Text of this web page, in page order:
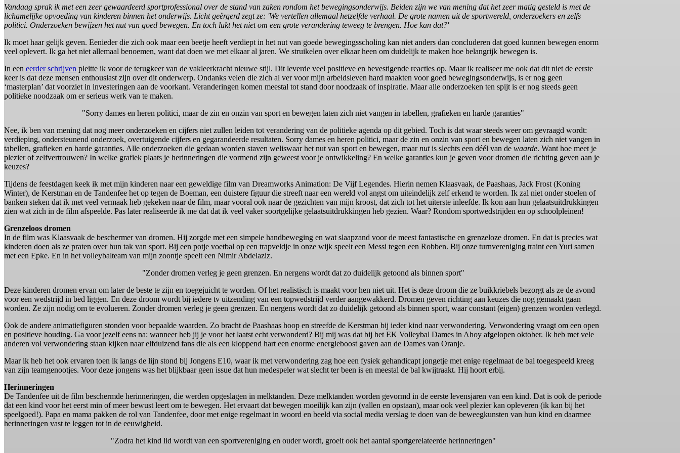
Vandaag sprak ik met een zeer gewaardeerd sportprofessional over de stand van zaken rondom het bewegingsonderwijs. Beiden zijn we van mening dat het zeer matig gesteld is met de
lichamelijke opvoeding van kinderen binnen het onderwijs. Licht geërgerd zegt ze: 'We vertellen allemaal hetzelfde verhaal. De grote namen uit de sportwereld, onderzoekers en zelfs
politici. Onderzoeken bewijzen het nut van goed bewegen. En toch lukt het niet om een grote verandering teweeg te brengen. Hoe kan dat?'
Ik moet haar gelijk geven. Eenieder die zich ook maar een beetje heeft verdiept in het nut van goede bewegingsscholing kan niet anders dan concluderen dat goed kunnen bewegen enorm
veel oplevert. Ik ga het niet allemaal benoemen, want dat doen we met elkaar al jaren. We struikelen over elkaar heen om duidelijk te maken hoe belangrijk bewegen is.
In een eerder schrijven pleitte ik voor de terugkeer van de vakleerkracht nieuwe stijl. Dit leverde veel positieve en bevestigende reacties op. Maar ik realiseer me ook dat dit niet de eerste
keer is dat deze mensen enthousiast zijn over dit onderwerp. Ondanks velen die zich al ver voor mijn arbeidsleven hard maakten voor goed bewegingsonderwijs, is er nog geen
‘masterplan’ dat voorziet in investeringen aan de voorkant. Veranderingen komen meestal tot stand door noodzaak of inspiratie. Maar alle onderzoeken ten spijt is er nog steeds geen
politieke noodzaak om er serieus werk van te maken.
"Sorry dames en heren politici, maar de zin en onzin van sport en bewegen laten zich niet vangen in tabellen, grafieken en harde garanties"
Nee, ik ben van mening dat nog meer onderzoeken en cijfers niet zullen leiden tot verandering van de politieke agenda op dit gebied. Toch is dat waar steeds weer om gevraagd wordt:
verdieping, ondersteunend onderzoek, overtuigende cijfers en gegarandeerde resultaten. Sorry dames en heren politici, maar de zin en onzin van sport en bewegen laten zich niet vangen in
tabellen, grafieken en harde garanties. Alle onderzoeken die gedaan worden staven weliswaar het nut van sport en bewegen, maarnutis slechts een déél van de waarde. Want hoe meet je
plezier of zelfvertrouwen? In welke grafiek plaats je herinneringen die vormend zijn geweest voor je ontwikkeling? En welke garanties kun je geven voor dromen die richting geven aan je
keuzes?
Tijdens de feestdagen keek ik met mijn kinderen naar een geweldige film van Dreamworks Animation: De Vijf Legendes. Hierin nemen Klaasvaak, de Paashaas, Jack Frost (Koning
Winter), de Kerstman en de Tandenfee het op tegen de Boeman, een duistere figuur die streeft naar een wereld vol angst om uiteindelijk zelf erkend te worden. Ik zal niet onder stoelen of
banken steken dat ik met veel vermaak heb gekeken naar de film, maar vooral ook naar de gezichten van mijn kroost, dat zich tot het uiterste inleefde. Ik kon aan hun gelaatsuitdrukkingen
zien wat zich in de film afspeelde. Pas later realiseerde ik me dat dat ik veel vaker soortgelijke gelaatsuitdrukkingen heb gezien. Waar? Rondom sportwedstrijden en op schoolpleinen!
Grenzeloos dromen
In de film was Klaasvaak de beschermer van dromen. Hij zorgde met een simpele handbeweging en wat slaapzand voor de meest fantastische en grenzeloze dromen. En dat is precies wat
kinderen doen als ze praten over hun tak van sport. Bij een potje voetbal op een trapveldje in onze wijk speelt een Messi tegen een Robben. Bij onze turnvereniging traint een Yuri samen
met een Epke. En in het volleybalteam van mijn zoontje speelt een Nimir Abdelaziz.
"Zonder dromen verleg je geen grenzen. En nergens wordt dat zo duidelijk getoond als binnen sport"
Deze kinderen dromen ervan om later de beste te zijn en toegejuicht te worden. Of het realistisch is maakt voor hen niet uit. Het is deze droom die ze buikkriebels bezorgt als ze de avond
voor een wedstrijd in bed liggen. En deze droom wordt bij iedere tv uitzending van een topwedstrijd verder aangewakkerd. Dromen geven richting aan keuzes die nog gemaakt gaan
worden. Ze zijn nodig om te evolueren. Zonder dromen verleg je geen grenzen. En nergens wordt dat zo duidelijk getoond als binnen sport, waar constant (eigen) grenzen worden verlegd.
Ook de andere animatiefiguren stonden voor bepaalde waarden. Zo bracht de Paashaas hoop en streefde de Kerstman bij ieder kind naar verwondering. Verwondering vraagt om een open
en positieve houding. Ga voor jezelf eens na: wanneer heb jij je voor het laatst echt verwonderd? Bij mij was dat bij het EK Volleybal Dames in Ahoy afgelopen oktober. Ik heb met vele
anderen vol verwondering staan kijken naar elfduizend fans die als een kloppend hart een enorme energieboost gaven aan de Dames van Oranje.
Maar ik heb het ook ervaren toen ik langs de lijn stond bij Jongens E10, waar ik met verwondering zag hoe een fysiek gehandicapt jongetje met enige regelmaat de bal toegespeeld kreeg
van zijn teamgenootjes. Voor deze jongens was het blijkbaar geen issue dat hun medespeler wat slecht ter been is en meestal de bal kwijtraakt. Hij hoort erbij.
Herinneringen
De Tandenfee uit de film beschermde herinneringen, die werden opgeslagen in melktanden. Deze melktanden worden gevormd in de eerste levensjaren van een kind. Dat is ook de periode
dat een kind voor het eerst min of meer bewust leert om te bewegen. Het ervaart dat bewegen moeilijk kan zijn (vallen en opstaan), maar ook veel plezier kan opleveren (ik kan bij het
speelgoed!). Papa en mama pakken de rol van Tandenfee, door met enige regelmaat in woord en beeld via social media verslag te doen van de beweegkunsten van hun kind en daarmee
herinneringen vast te leggen tot in de eeuwigheid.
"Zodra het kind lid wordt van een sportvereniging en ouder wordt, groeit ook het aantal sportgerelateerde herinneringen"